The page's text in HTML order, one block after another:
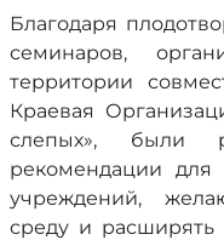
Благодаря
семинаров,
территории
Краевая
слепых», были
рекомендации для
учреждений,
среду и